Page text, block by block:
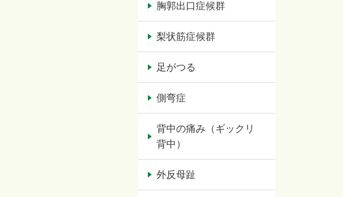
胸郭出口症候群
梨状筋症候群
足がつる
側弯症
背中の痛み（ギックリ
背中）
外反母趾